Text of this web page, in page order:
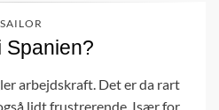
Spanien?
arbejdskraft. Det er da rart
lidt frustrerende. Især for